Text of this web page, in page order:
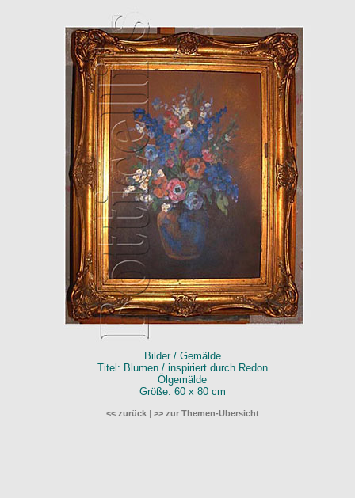
Bilder / Gemälde
Titel: Blumen / inspiriert durch Redon
Ölgemälde
Größe: 60 x 80 cm
<< zurück| >> zur Themen-Übersicht